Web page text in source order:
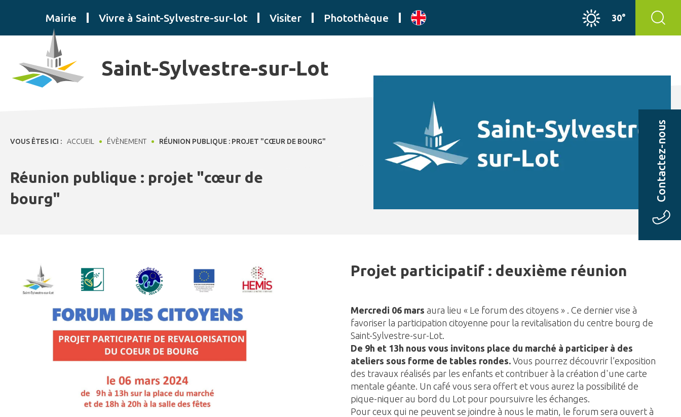
Mairie Vivre à Saint-Sylvestre-sur-lot Visiter Photothèque 30°
Saint-Sylvestre-sur-Lot
Contactez-nous
VOUS ÊTES ICI : ACCUEIL ÉVÈNEMENT RÉUNION PUBLIQUE : PROJET "CŒUR DE BOURG"
Réunion publique : projet "cœur de
bourg"
Projet participatif : deuxième réunion
Mercredi 06 mars aura lieu « Le forum des citoyens » . Ce dernier vise à
favoriser la participation citoyenne pour la revitalisation du centre bourg de
Saint-Sylvestre-sur-Lot.
De 9h et 13h nous vous invitons place du marché à participer à des
ateliers sous forme de tables rondes. Vous pourrez découvrir l’exposition
des travaux réalisés par les enfants et contribuer à la création d'une carte
mentale géante. Un café vous sera offert et vous aurez la possibilité de
pique-niquer au bord du Lot pour poursuivre les échanges.
Pour ceux qui ne peuvent se joindre à nous le matin, le forum sera ouvert à